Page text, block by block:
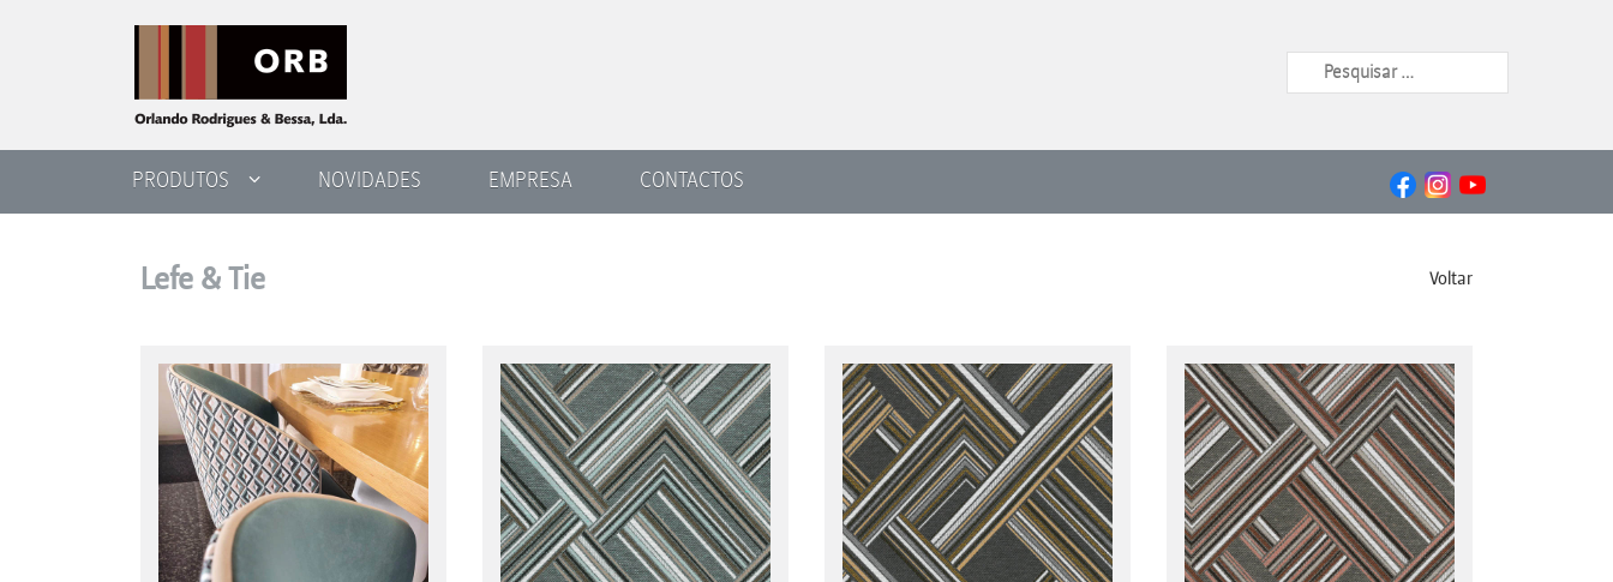
PRODUTOS NOVIDADES EMPRESA CONTACTOS
Lefe & Tie Voltar